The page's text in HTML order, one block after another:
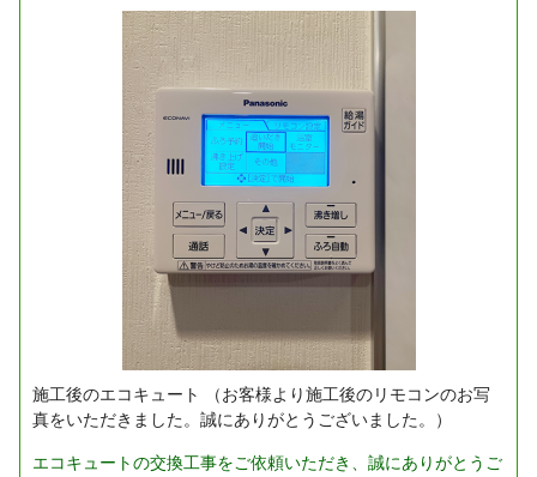
施工後のエコキュート
（お客様より施工後のリモコンのお写
真をいただきました。誠にありがとうございました。）
エコキュートの交換工事をご依頼いただき、誠にありがとうご